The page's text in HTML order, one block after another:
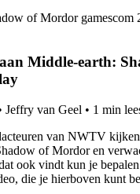
Middle-earth:
Jeffry van Geel • 1 min
van NWTV
of Mordor en
ook vindt kun je
die je hierboven kunt